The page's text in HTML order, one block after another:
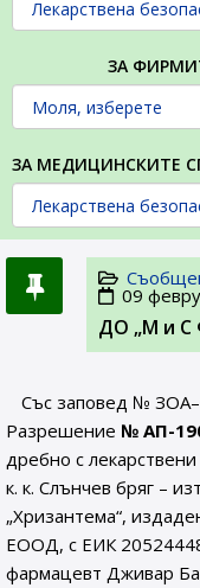
ЗА
ЗА МЕДИЦИНСКИТЕ
09
ДО „М и С
Със заповед №
Разрешение № АП-
дребно с
к. к. Слънчев бряг –
„Хризантема“,
ЕООД, с ЕИК
фармацевт Дживар